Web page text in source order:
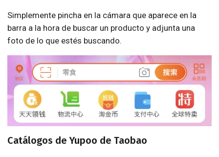
Simplemente pincha en la cámara que aparece en la
barra a la hora de buscar un producto y adjunta una
foto de lo que estés buscando.
Catálogos de Yupoo de Taobao